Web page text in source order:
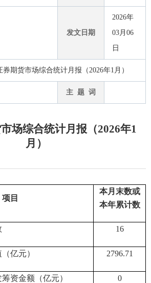
发文日期
2026年
03月06
日
券期货市场综合统计月报（2026年1月）
主 题 词
场综合统计月报（2026年1
月）
项目
本月末数或
本年累计数
16
亿元） 2796.71
资金额（亿元） 0